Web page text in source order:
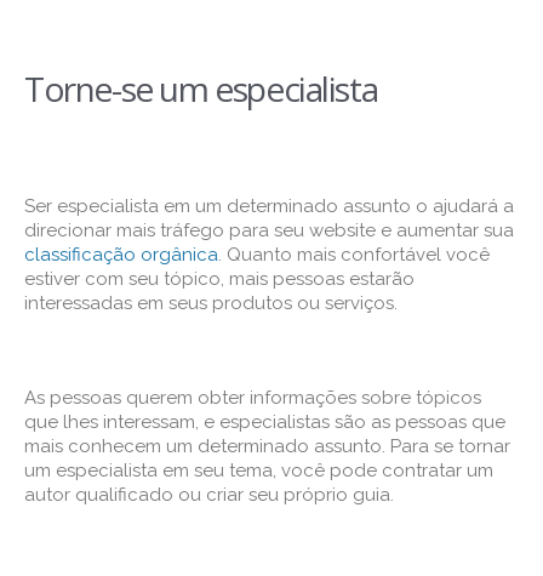
Torne-se um especialista
Ser especialista em um determinado assunto o ajudará a
direcionar mais tráfego para seu website e aumentar sua
classificação orgânica. Quanto mais confortável você
estiver com seu tópico, mais pessoas estarão
interessadas em seus produtos ou serviços.
As pessoas querem obter informações sobre tópicos
que lhes interessam, e especialistas são as pessoas que
mais conhecem um determinado assunto. Para se tornar
um especialista em seu tema, você pode contratar um
autor qualificado ou criar seu próprio guia.